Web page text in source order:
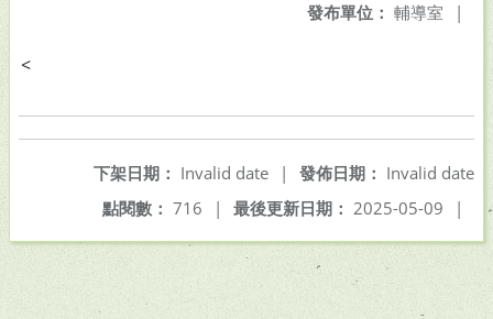
發布單位： 輔導室 |
<
發佈日期： Invalid date
下架日期： Invalid date
|
最後更新日期： 2025-05-09 |
點閱數： 716 |